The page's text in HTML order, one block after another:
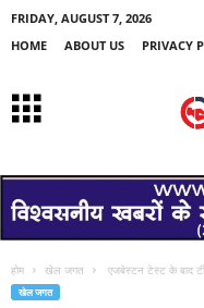
FRIDAY, AUGUST 7, 2026
HOME
ABOUT US PRIVACY
होम खेल जगत एजबेस्टन टेस्ट के बाद
खेल जगत